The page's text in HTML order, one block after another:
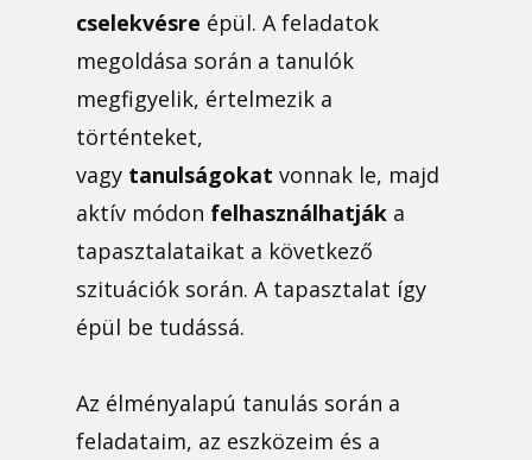
cselekvésre épül. A feladatok
megoldása során a tanulók
megfigyelik, értelmezik a
történteket,
vagy tanulságokat vonnak le, majd
aktív módon felhasználhatják a
tapasztalataikat a következő
szituációk során. A tapasztalat így
épül be tudássá.
Az élményalapú tanulás során a
feladataim, az eszközeim és a